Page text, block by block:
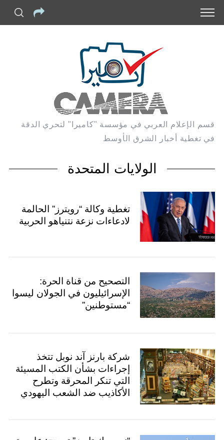
قسم الإعلام العربي في مؤسسة "كاميرا" لتحري الدقة
في تغطية أخبار الشرق الأوسط
الولايات المتحدة
تغطية وكالة “رويترز” الحالمة
لادعاءات نزعة نتنياهو الحربية
التصحيح من قناة الحرة:
الإسرائيليون في الجولان ليسوا
“مستوطنين”
شركة بارنز آند نوبل تتخذ
إجراءات بشأن الكتب المسيئة
التي تنكر المحرقة وتطرح
الأكاذيب ضد الشعب اليهودي